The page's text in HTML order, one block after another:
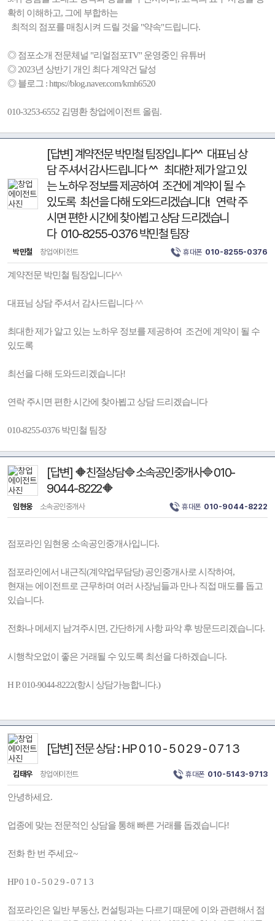
확히 이해하고, 그에 부합하는
최적의 점포를 매칭시켜 드릴 것을 "약속"드립니다.
◎ 점포소개 전문체널 "리얼점포TV" 운영중인 유튜버
◎ 2023년 상반기 개인 최다 계약건 달성
◎ 블로그 : https://blog.naver.com/kmh6520
010-3253-6552 김명환 창업에이전트 올림.
[답변] 계약전문 박민철 팀장입니다^^ 대표님 상
담 주셔서 감사드립니다 ^^ 최대한 제가 알고 있
는 노하우 정보를 제공하여 조건에 계약이 될 수
있도록 최선을 다해 도와드리겠습니다! 연락 주
시면 편한 시간에 찾아뵙고 상담 드리겠습니
다 010-8255-0376 박민철 팀장
박민철 창업에이전트 휴대폰 010-8255-0376
계약전문 박민철 팀장입니다^^
대표님 상담 주셔서 감사드립니다 ^^
최대한 제가 알고 있는 노하우 정보를 제공하여 조건에 계약이 될 수
있도록
최선을 다해 도와드리겠습니다!
연락 주시면 편한 시간에 찾아뵙고 상담 드리겠습니다
010-8255-0376 박민철 팀장
[답변] 🔶친절상담🔷소속공인중개사🔷010-
9044-8222🔶
임현웅 소속공인중개사 휴대폰 010-9044-8222
점포라인 임현웅 소속공인중개사입니다.
점포라인에서 내근직(계약업무담당) 공인중개사로 시작하여,
현재는 에이전트로 근무하며 여러 사장님들과 만나 직접 매도를 돕고
있습니다.
전화나 메세지 남겨주시면, 간단하게 사항 파악 후 방문드리겠습니다.
시행착오없이 좋은 거래될 수 있도록 최선을 다하겠습니다.
H P. 010-9044-8222(항시 상담가능합니다.)
[답변] 전문 상담 : HP 0 1 0 - 5 0 2 9 - 0 7 1 3
김태우 창업에이전트 휴대폰 010-5143-9713
안녕하세요.
업종에 맞는 전문적인 상담을 통해 빠른 거래를 돕겠습니다!
전화 한 번 주세요~
HP 0 1 0 - 5 0 2 9 - 0 7 1 3
점포라인은 일반 부동산, 컨설팅과는 다르기 때문에 이와 관련해서 점